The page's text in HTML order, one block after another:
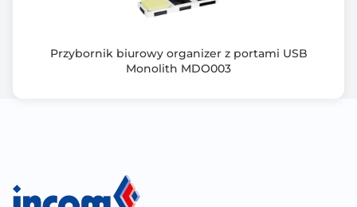
Przybornik biurowy organizer z portami USB
Monolith MDO003